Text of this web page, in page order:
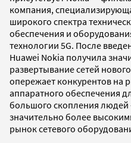
компания,
широкого спектра
обеспечения и
технологии 5G. После
Huawei Nokia получила
развертывание сетей
опережает конкурентов на
аппаратного обеспечения
большого скопления людей
значительно более
рынок сетевого